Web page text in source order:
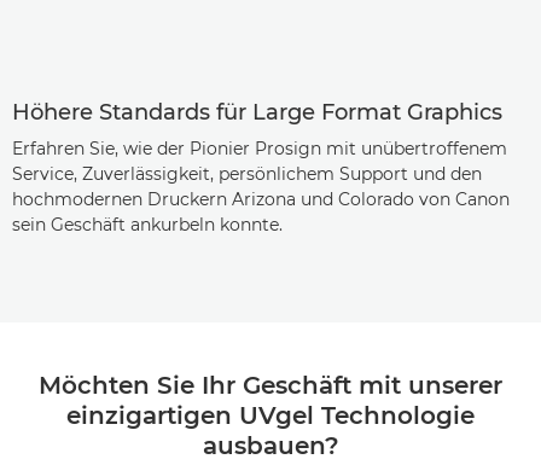
Höhere Standards für Large Format Graphics
Erfahren Sie, wie der Pionier Prosign mit unübertroffenem
Service, Zuverlässigkeit, persönlichem Support und den
hochmodernen Druckern Arizona und Colorado von Canon
sein Geschäft ankurbeln konnte.
Möchten Sie Ihr Geschäft mit unserer
einzigartigen UVgel Technologie
ausbauen?